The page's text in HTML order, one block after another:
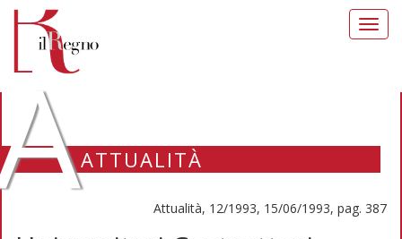
ATTUALITÀ
Attualità, 12/1993, 15/06/1993, pag. 387